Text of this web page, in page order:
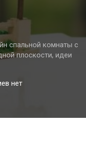
спальной комнаты с
плоскости, идеи
кнет